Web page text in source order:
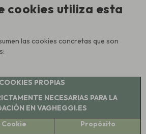
cookies utiliza esta
las cookies concretas que son
COOKIES PROPIAS
NECESARIAS PARA LA
EN VAGHEGGI.ES
Propósito